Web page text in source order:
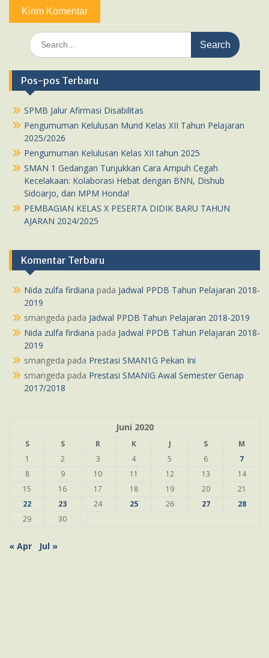
Search
for:
Pos-pos Terbaru
SPMB Jalur Afirmasi Disabilitas
Pengumuman Kelulusan Murid Kelas XII Tahun Pelajaran
2025/2026
Pengumuman Kelulusan Kelas XII tahun 2025
SMAN 1 Gedangan Tunjukkan Cara Ampuh Cegah
Kecelakaan: Kolaborasi Hebat dengan BNN, Dishub
Sidoarjo, dan MPM Honda!
PEMBAGIAN KELAS X PESERTA DIDIK BARU TAHUN
AJARAN 2024/2025
Komentar Terbaru
Nida zulfa firdiana pada Jadwal PPDB Tahun Pelajaran 2018-
2019
smangeda pada Jadwal PPDB Tahun Pelajaran 2018-2019
Nida zulfa firdiana pada Jadwal PPDB Tahun Pelajaran 2018-
2019
smangeda pada Prestasi SMAN1G Pekan Ini
smangeda pada Prestasi SMANIG Awal Semester Genap
2017/2018
Juni 2020
S S R K J S
M
1
2 3 4 5 6
7
8
9 10 11 12 13
14
15
16 17 18 19 20
21
22
23 24 25 26 27
28
29
30
« Apr Jul »